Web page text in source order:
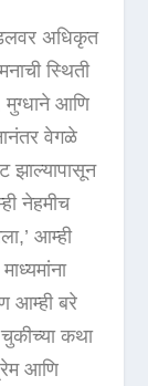
अधिकृत
स्थिती
मुग्धाने आणि
वेगळे
झाल्यापासून
नेहमीच
आम्ही
आम्ही बरे
कथा
आणि